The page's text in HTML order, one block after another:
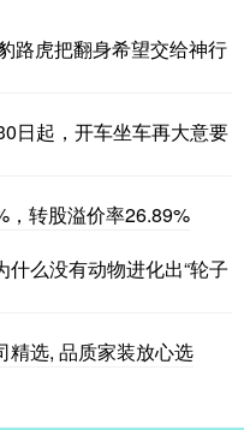
路虎把翻身希望交给神行
日起，开车坐车再大意要
，转股溢价率26.89%
么没有动物进化出“轮子
精选, 品质家装放心选